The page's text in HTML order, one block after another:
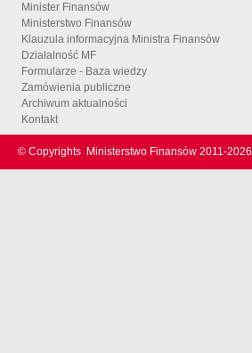
Minister Finansów
Ministerstwo Finansów
Klauzula informacyjna Ministra Finansów
Działalność MF
Formularze - Baza wiedzy
Zamówienia publiczne
Archiwum aktualności
Kontakt
© Copyrights Ministerstwo Finansów 2011-2026